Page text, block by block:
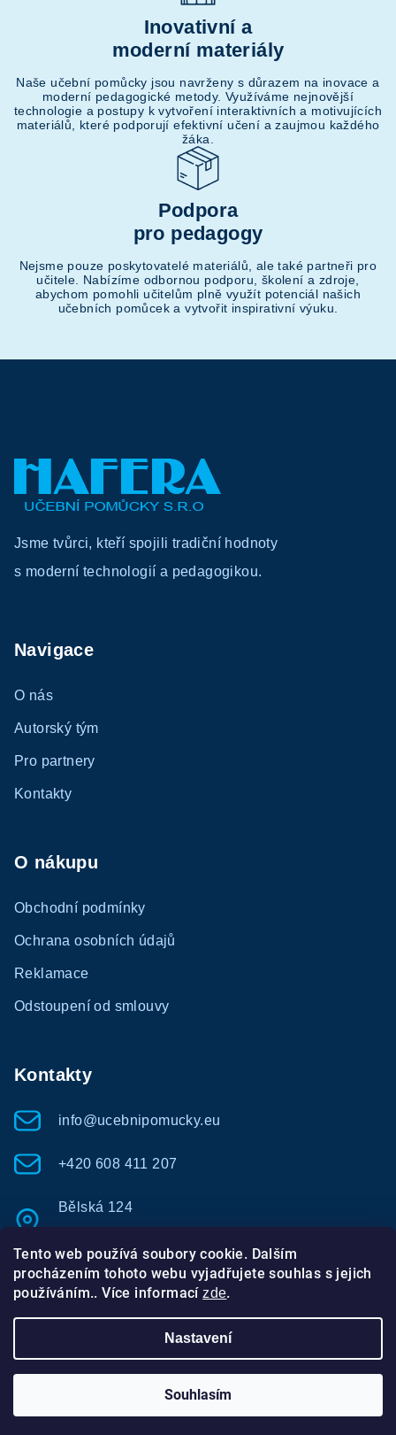
Tento web používá soubory cookie. Dalším
procházením tohoto webu vyjadřujete souhlas s jejich
používáním.. Více informacízde.
Nastavení
Souhlasím
Inovativní a
moderní materiály
Naše učební pomůcky jsou navrženy s důrazem na inovace a
moderní pedagogické metody. Využíváme nejnovější
technologie a postupy k vytvoření interaktivních a motivujících
materiálů, které podporují efektivní učení a zaujmou každého
žáka.
Podpora
pro pedagogy
Nejsme pouze poskytovatelé materiálů, ale také partneři pro
učitele. Nabízíme odbornou podporu, školení a zdroje,
abychom pomohli učitelům plně využít potenciál našich
učebních pomůcek a vytvořit inspirativní výuku.
p
Jsme tvůrci, kteří spojili tradiční hodnoty
s moderní technologií a pedagogikou.
Navigace
O nás
Autorský tým
Pro partnery
Kontakty
O nákupu
Obchodní podmínky
Ochrana osobních údajů
Reklamace
Odstoupení od smlouvy
Kontakty
info@ucebnipomucky.eu
+420 608 411 207
Bělská 124
Vytvořili Webotvůrci Vytvořil Shoptet